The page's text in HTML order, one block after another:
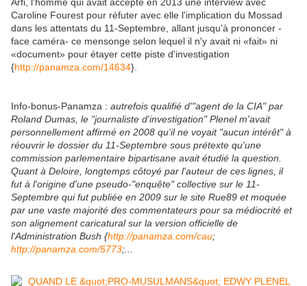
Caroline Fourest pour réfuter avec elle l'implication du Mossad
dans les attentats du 11-Septembre, allant jusqu'à prononcer -
face caméra- ce mensonge selon lequel il n'y avait ni «fait» ni
«document» pour étayer cette piste d'investigation
{http://panamza.com/14634}.
Info-bonus-Panamza : autrefois qualifié d'"agent de la CIA" par
Roland Dumas, le "journaliste d'investigation" Plenel m'avait
personnellement affirmé en 2008 qu'il ne voyait "aucun intérêt" à
réouvrir le dossier du 11-Septembre sous prétexte qu'une
commission parlementaire bipartisane avait étudié la question.
Quant à Deloire, longtemps côtoyé par l'auteur de ces lignes, il
fut à l'origine d'une pseudo-"enquête" collective sur le 11-
Septembre qui fut publiée en 2009 sur le site Rue89 et moquée
par une vaste majorité des commentateurs pour sa médiocrité et
son alignement caricatural sur la version officielle de
l'Administration Bush {http://panamza.com/cau;
http://panamza.com/5773;...